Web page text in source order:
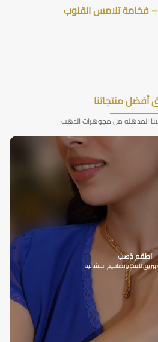
فخامة تلامس القلوب
أفضل منتجاتنا
المذهلة من مجوهرات الذهب
اطقم ذهب
لافت وتصاميم استثنائية